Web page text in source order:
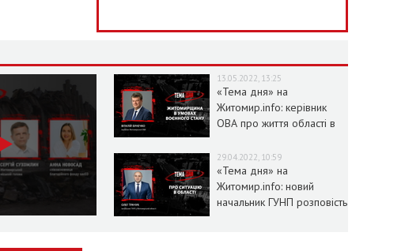
13.05.2022, 13:25
«Тема дня» на
Житомир.info: керівник
ОВА про життя області в
29.04.2022, 10:59
«Тема дня» на
Житомир.info: новий
начальник ГУНП розповість